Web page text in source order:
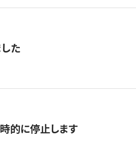
た
的に停止します